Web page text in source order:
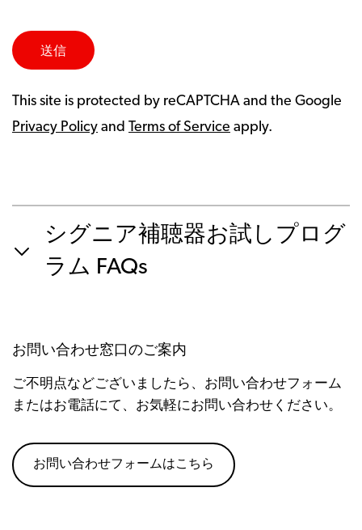
This site is protected by reCAPTCHA and the Google
Privacy Policy and Terms of Service apply.
シグニア補聴器お試しプログ
ラム FAQs
お問い合わせ窓口のご案内
ご不明点などございましたら、お問い合わせフォーム
またはお電話にて、お気軽にお問い合わせください。
お問い合わせフォームはこちら